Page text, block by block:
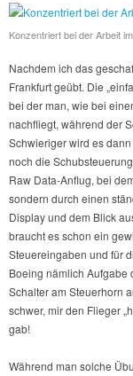
Konzentriert bei der Arbeit
Nachdem ich das
Frankfurt geübt. Die
bei der man, wie bei
nachfliegt, während der
Schwieriger wird es
noch die
Raw Data-Anflug, bei
sondern durch einen
Display und dem Blick
braucht es schon ein
Steuereingaben und für
Boeing nämlich Aufgabe
Schalter am Steuerhorn
schwer, mir den Flieger
gab!
Während man solche